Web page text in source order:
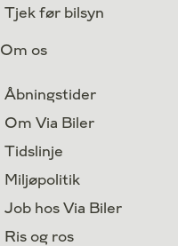
Tjek før bilsyn
Om os
Åbningstider
Om Via Biler
Tidslinje
Miljøpolitik
Job hos Via Biler
Ris og ros